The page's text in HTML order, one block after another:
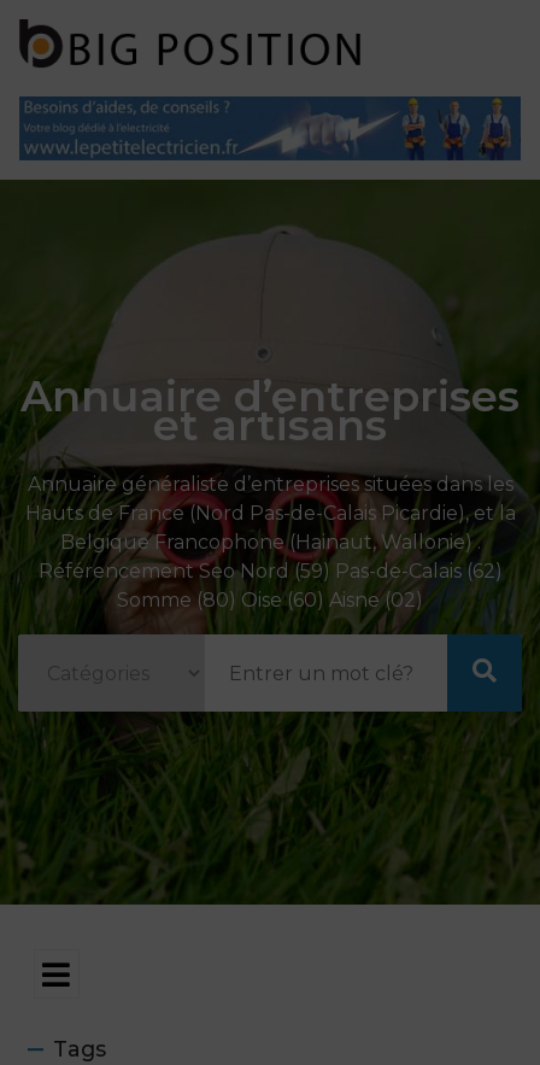
Annuaire d’entreprises
et artisans
Annuaire généraliste d’entreprises situées dans les
Hauts de France (Nord Pas-de-Calais Picardie), et la
Belgique Francophone (Hainaut, Wallonie) .
Référencement Seo Nord (59) Pas-de-Calais (62)
Somme (80) Oise (60) Aisne (02)
Tags
Panneau de gestion des cookies